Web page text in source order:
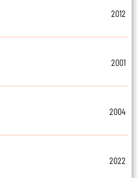
2012
2001
2004
2022